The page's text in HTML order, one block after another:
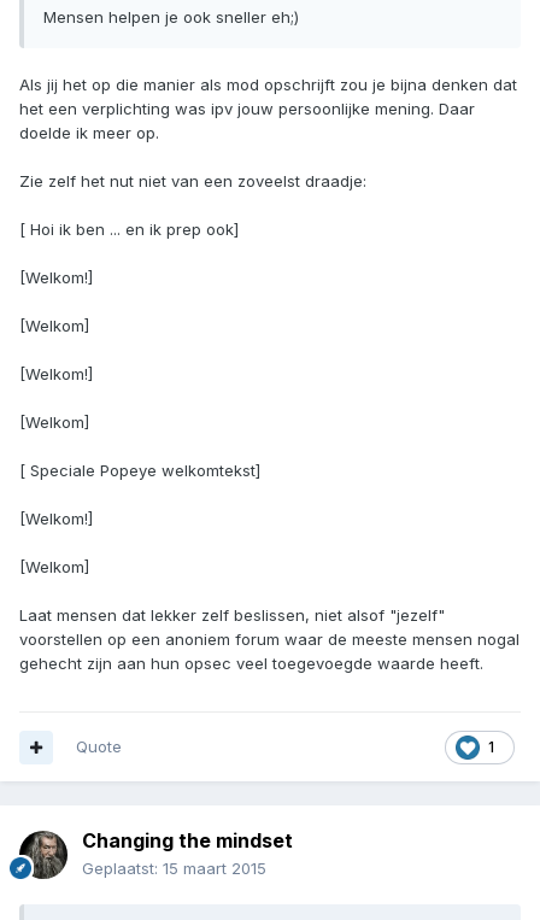
Mensen helpen je ook sneller eh;)
Als jij het op die manier als mod opschrijft zou je bijna denken dat
het een verplichting was ipv jouw persoonlijke mening. Daar
doelde ik meer op.
Zie zelf het nut niet van een zoveelst draadje:
[ Hoi ik ben ... en ik prep ook]
[Welkom!]
[Welkom]
[Welkom!]
[Welkom]
[ Speciale Popeye welkomtekst]
[Welkom!]
[Welkom]
Laat mensen dat lekker zelf beslissen, niet alsof "jezelf"
voorstellen op een anoniem forum waar de meeste mensen nogal
gehecht zijn aan hun opsec veel toegevoegde waarde heeft.
1
Quote
Changing the mindset
Geplaatst: 15 maart 2015